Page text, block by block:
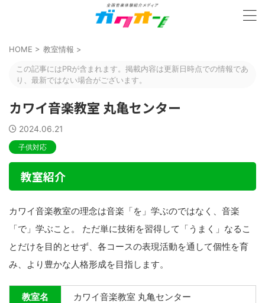
HOME > 教室情報 >
この記事にはPRが含まれます。掲載内容は更新日時点での情報であ
り、最新ではない場合がございます。
カワイ音楽教室 丸亀センター
2024.06.21
子供対応
教室紹介
カワイ音楽教室の理念は音楽「を」学ぶのではなく、音楽
「で」学ぶこと。 ただ単に技術を習得して「うまく」なるこ
とだけを目的とせず、各コースの表現活動を通して個性を育
み、より豊かな人格形成を目指します。
教室名 カワイ音楽教室 丸亀センター